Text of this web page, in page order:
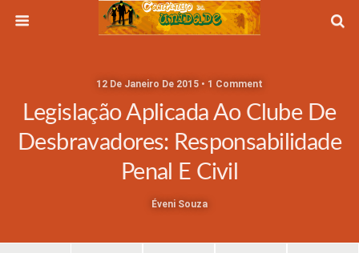
12 De Janeiro De 2015 • 1 Comment
Legislação Aplicada Ao Clube De
Desbravadores: Responsabilidade
Penal E Civil
Éveni Souza